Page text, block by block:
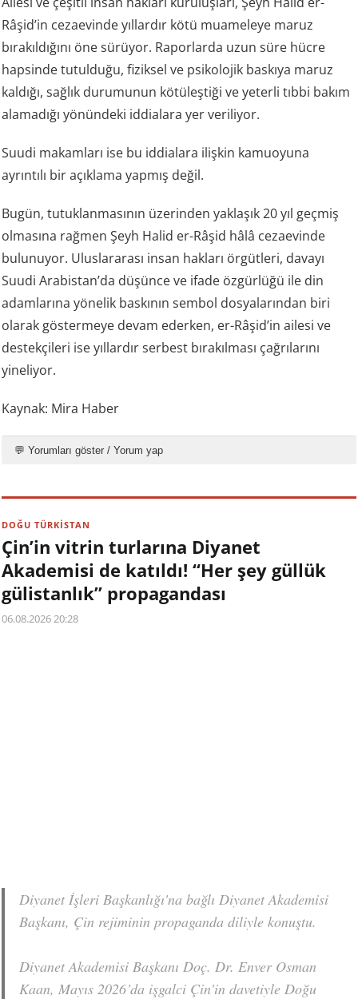
Râşid’in cezaevinde yıllardır kötü muameleye maruz
bırakıldığını öne sürüyor. Raporlarda uzun süre hücre
hapsinde tutulduğu, fiziksel ve psikolojik baskıya maruz
kaldığı, sağlık durumunun kötüleştiği ve yeterli tıbbi bakım
alamadığı yönündeki iddialara yer veriliyor.
Suudi makamları ise bu iddialara ilişkin kamuoyuna
ayrıntılı bir açıklama yapmış değil.
Bugün, tutuklanmasının üzerinden yaklaşık 20 yıl geçmiş
olmasına rağmen Şeyh Halid er-Râşid hâlâ cezaevinde
bulunuyor. Uluslararası insan hakları örgütleri, davayı
Suudi Arabistan’da düşünce ve ifade özgürlüğü ile din
adamlarına yönelik baskının sembol dosyalarından biri
olarak göstermeye devam ederken, er-Râşid’in ailesi ve
destekçileri ise yıllardır serbest bırakılması çağrılarını
yineliyor.
Kaynak: Mira Haber
💬 Yorumları göster / Yorum yap
DOĞU TÜRKİSTAN
Çin’in vitrin turlarına Diyanet
Akademisi de katıldı! “Her şey güllük
gülistanlık” propagandası
06.08.2026 20:28
Diyanet İşleri Başkanlığı'na bağlı Diyanet Akademisi
Başkanı, Çin rejiminin propaganda diliyle konuştu.
Diyanet Akademisi Başkanı Doç. Dr. Enver Osman
Kaan, Mayıs 2026’da işgalci Çin'in davetiyle Doğu